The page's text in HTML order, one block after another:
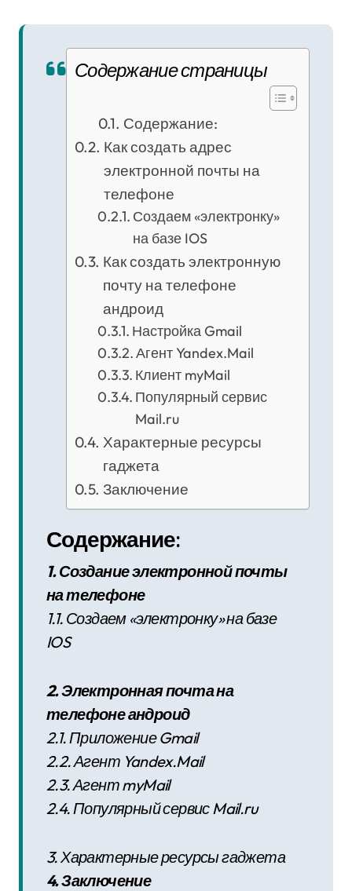
Содержание страницы
Содержание:
Как создать адрес
электронной почты на
телефоне
Создаем «электронку»
на базе IOS
Как создать электронную
почту на телефоне
андроид
Настройка Gmail
Агент Yandex.Mail
Клиент myMail
Популярный сервис
Mail.ru
Характерные ресурсы
гаджета
Заключение
Содержание:
1. Создание электронной почты
на телефоне
1.1. Создаем «электронку» на базе
IOS
2. Электронная почта на
телефоне андроид
2.1. Приложение Gmail
2.2. Агент Yandex.Mail
2.3. Агент myMail
2.4. Популярный сервис Mail.ru
3. Характерные ресурсы гаджета
4. Заключение